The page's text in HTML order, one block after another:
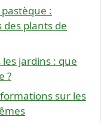
:
plants de
jardins : que
?
sur les